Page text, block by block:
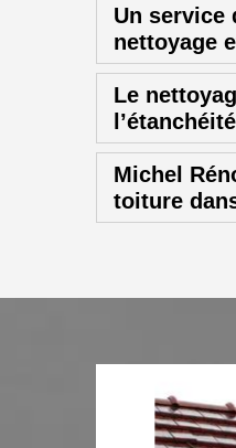
Un service
nettoyage
Le
Michel
toiture